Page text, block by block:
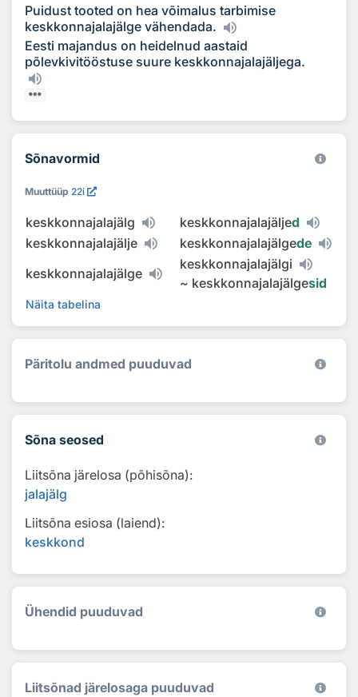
Puidust tooted on hea võimalus tarbimise
keskkonnajalajälge vähendada.
Eesti majandus on heidelnud aastaid
põlevkivitööstuse suure keskkonnajalajäljega.
Sõnavormid
Muuttüüp 22i
keskkonnajalajälg keskkonnajalajäljed
keskkonnajalajälje
keskkonnajalajälgede
keskkonnajalajälge
keskkonnajalajälgi
~ keskkonnajalajälgesid
Näita tabelina
Päritolu andmed puuduvad
Sõna seosed
Liitsõna järelosa (põhisõna):
jalajälg
Liitsõna esiosa (laiend):
keskkond
Ühendid puuduvad
Liitsõnad järelosaga puuduvad